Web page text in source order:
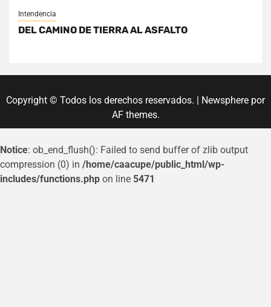
Intendencia
DEL CAMINO DE TIERRA AL ASFALTO
Copyright © Todos los derechos reservados. | Newsphere por
AF themes.
Notice: ob_end_flush(): Failed to send buffer of zlib output
compression (0) in /home/caacupe/public_html/wp-
includes/functions.php on line 5471